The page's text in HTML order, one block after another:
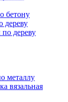
бетону
дереву
металлу
вязальная